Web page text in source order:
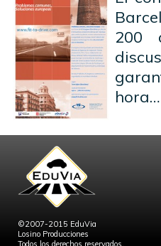
200
hora…
©2007-2015 EduVia
Losino Producciones
Todos los derechos reservados.